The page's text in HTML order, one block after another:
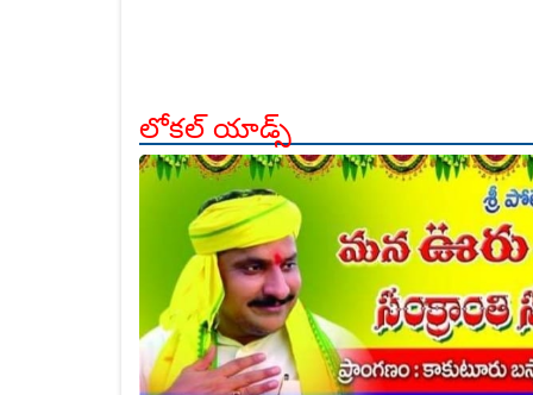
లోకల్ యాడ్స్